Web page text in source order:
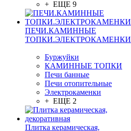
+ ЕЩЕ 9
ПЕЧИ.КАМИННЫЕ
ТОПКИ.ЭЛЕКТРОКАМЕНКИ
Буржуйки
КАМИННЫЕ ТОПКИ
Печи банные
Печи отопительные
Электрокаменки
+ ЕЩЕ 2
Плитка керамическая,